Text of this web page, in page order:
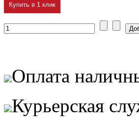
Купить в 1 клик
Оплата
Курьерская